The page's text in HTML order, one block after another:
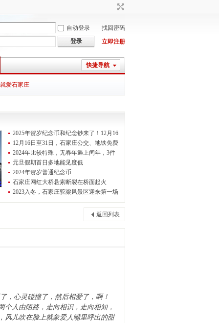
自动登录
找回密码
登录 立即注册
快捷导航
就爱石家庄
2025年贺岁纪念币和纪念钞来了！12月16
12月16日至31日，石家庄公交、地铁免费
2024年比较特殊，无春年遇上闰年，3件
元旦假期首日多地能见度低
2024年贺岁普通纪念币
石家庄网红大桥悬索断裂在桥面起火
2023入冬，石家庄驼梁风景区迎来第一场
返回列表
，心灵碰撞了，然后相爱了，啊！
人由陌路，走向相识，走向相知，
风儿吹在脸上就象爱人嘴里呼出的甜